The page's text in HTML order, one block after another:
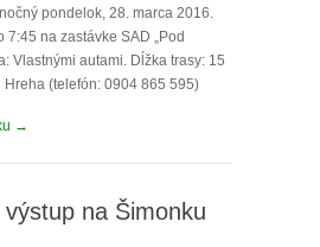
pondelok, 28. marca 2016.
7:45 na zastávke SAD „Pod
Vlastnými autami. Dĺžka trasy: 15
Hreha (telefón: 0904 865 595)
→
na Šimonku